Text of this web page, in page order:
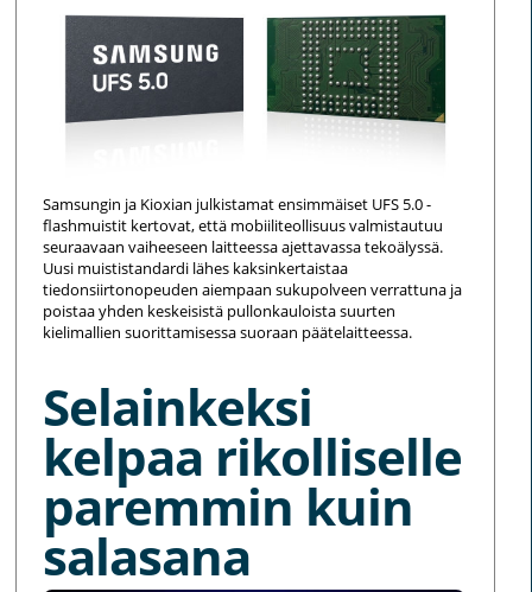
Samsungin ja Kioxian julkistamat ensimmäiset UFS 5.0 -
flashmuistit kertovat, että mobiiliteollisuus valmistautuu
seuraavaan vaiheeseen laitteessa ajettavassa tekoälyssä.
Uusi muististandardi lähes kaksinkertaistaa
tiedonsiirtonopeuden aiempaan sukupolveen verrattuna ja
poistaa yhden keskeisistä pullonkauloista suurten
kielimallien suorittamisessa suoraan päätelaitteessa.
Selainkeksi
kelpaa rikolliselle
paremmin kuin
salasana